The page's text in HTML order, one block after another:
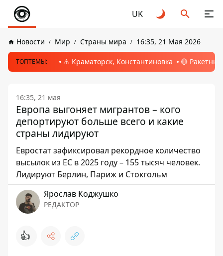
UK
Новости Мир Страны мира 16:35, 21 Мая 2026
ТОПТЕМЫ: ⚠️ Краматорск, Константиновка 🔴
16:35, 21 мая
Европа выгоняет мигрантов – кого
депортируют больше всего и какие
страны лидируют
Евростат зафиксировал рекордное количество
высылок из ЕС в 2025 году – 155 тысяч человек.
Лидируют Берлин, Париж и Стокгольм
Ярослав Коджушко
РЕДАКТОР
👍